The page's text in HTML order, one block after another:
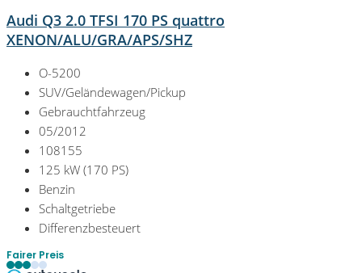
Audi Q3 2.0 TFSI 170 PS quattro
XENON/ALU/GRA/APS/SHZ
O-5200
SUV/Geländewagen/Pickup
Gebrauchtfahrzeug
05/2012
108155
125 kW (170 PS)
Benzin
Schaltgetriebe
Differenzbesteuert
Fairer Preis